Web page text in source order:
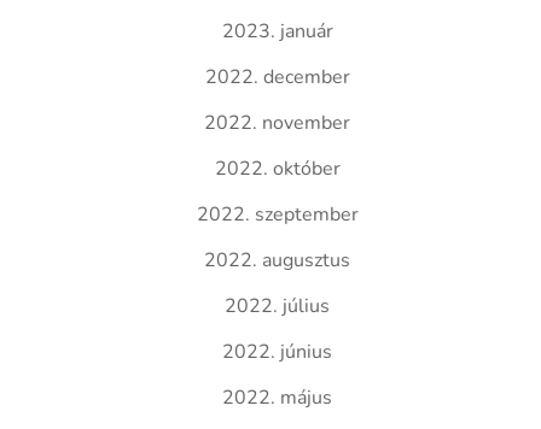
2023. január
2022. december
2022. november
2022. október
2022. szeptember
2022. augusztus
2022. július
2022. június
2022. május